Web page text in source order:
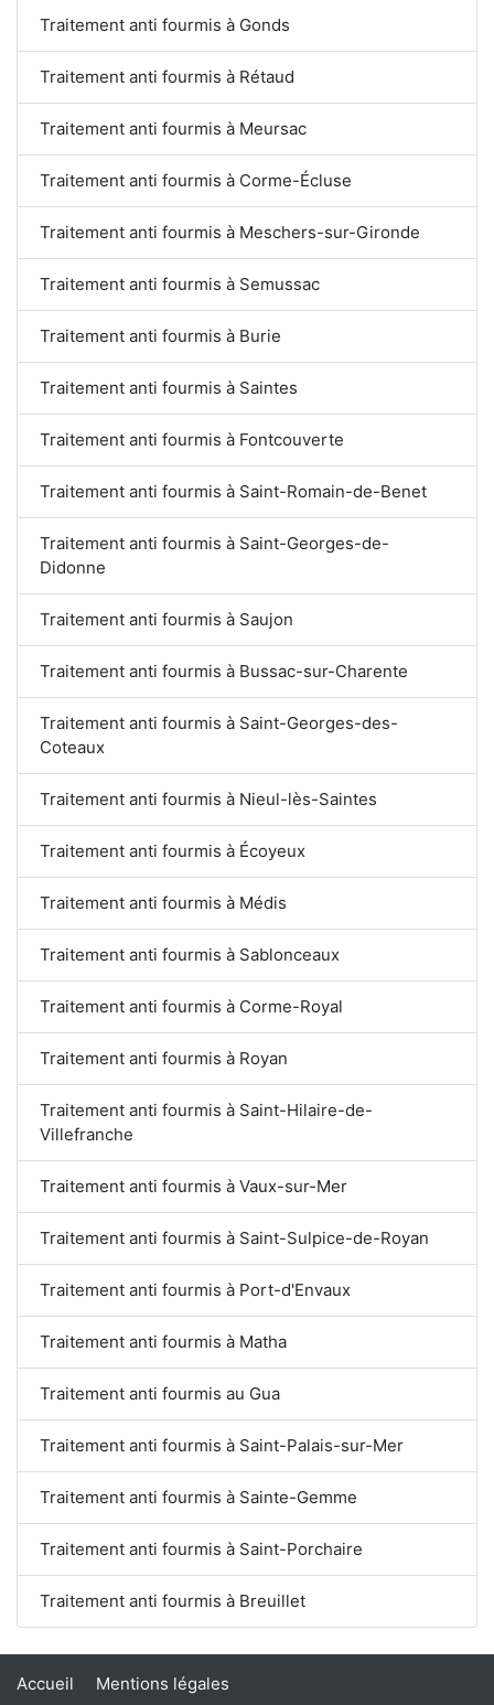
Traitement anti fourmis à Gonds
Traitement anti fourmis à Rétaud
Traitement anti fourmis à Meursac
Traitement anti fourmis à Corme-Écluse
Traitement anti fourmis à Meschers-sur-Gironde
Traitement anti fourmis à Semussac
Traitement anti fourmis à Burie
Traitement anti fourmis à Saintes
Traitement anti fourmis à Fontcouverte
Traitement anti fourmis à Saint-Romain-de-Benet
Traitement anti fourmis à Saint-Georges-de-
Didonne
Traitement anti fourmis à Saujon
Traitement anti fourmis à Bussac-sur-Charente
Traitement anti fourmis à Saint-Georges-des-
Coteaux
Traitement anti fourmis à Nieul-lès-Saintes
Traitement anti fourmis à Écoyeux
Traitement anti fourmis à Médis
Traitement anti fourmis à Sablonceaux
Traitement anti fourmis à Corme-Royal
Traitement anti fourmis à Royan
Traitement anti fourmis à Saint-Hilaire-de-
Villefranche
Traitement anti fourmis à Vaux-sur-Mer
Traitement anti fourmis à Saint-Sulpice-de-Royan
Traitement anti fourmis à Port-d'Envaux
Traitement anti fourmis à Matha
Traitement anti fourmis au Gua
Traitement anti fourmis à Saint-Palais-sur-Mer
Traitement anti fourmis à Sainte-Gemme
Traitement anti fourmis à Saint-Porchaire
Traitement anti fourmis à Breuillet
Accueil Mentions légales